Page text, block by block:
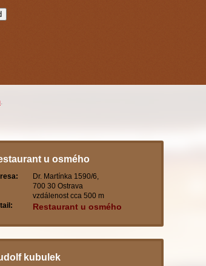
.
u osmého
Dr. Martínka 1590/6,
700 30 Ostrava
vzdálenost cca 500 m
Restaurant u osmého
kubulek